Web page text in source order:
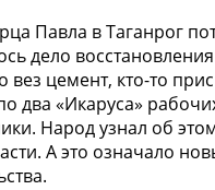
Павла в Таганрог
дело
вез цемент, кто-то
два «Икаруса»
Народ узнал об
А это означало